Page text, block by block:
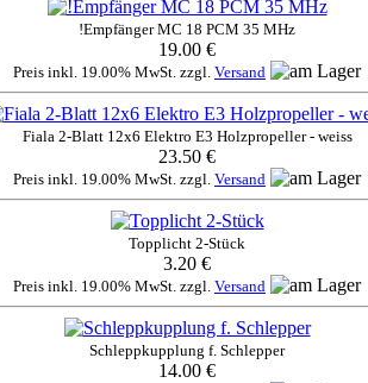
!Empfänger MC 18 PCM 35 MHz
19.00 €
Preis inkl. 19.00% MwSt. zzgl. Versand
Fiala 2-Blatt 12x6 Elektro E3 Holzpropeller - weiss
23.50 €
Preis inkl. 19.00% MwSt. zzgl. Versand
Topplicht 2-Stück
3.20 €
Preis inkl. 19.00% MwSt. zzgl. Versand
Schleppkupplung f. Schlepper
14.00 €